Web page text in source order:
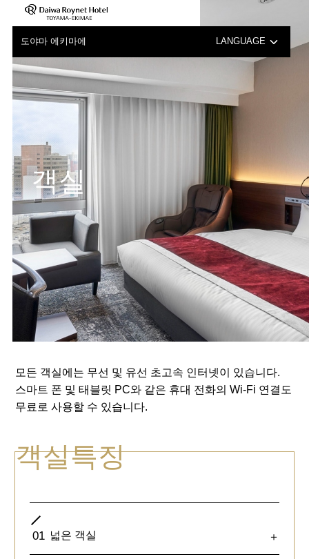
도야마 에키마에 LANGUAGE
English
中文（簡体字）
中文（繁体字）
객실
모든 객실에는 무선 및 유선 초고속 인터넷이 있습니다.
스마트 폰 및 태블릿 PC와 같은 휴대 전화의 Wi-Fi 연결도
무료로 사용할 수 있습니다.
객실특징
01 넓은 객실 ＋